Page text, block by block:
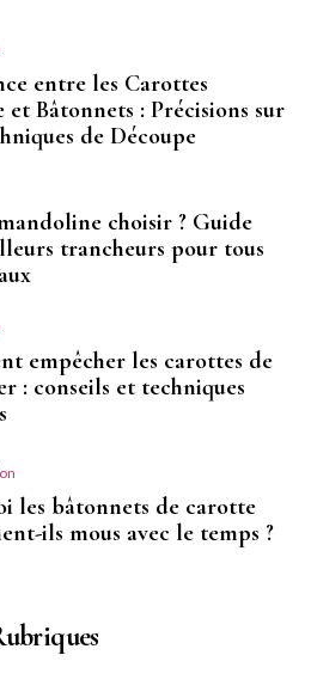
entre les Carottes
et Bâtonnets : Précisions sur
de Découpe
choisir ? Guide
trancheurs pour tous
empêcher les carottes de
: conseils et techniques
les bâtonnets de carotte
ils mous avec le temps ?